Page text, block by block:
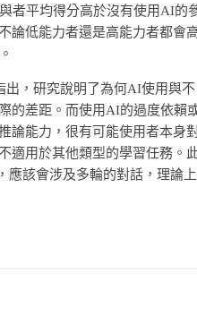
者平均得分高於沒有使用AI的
論低能力者還是高能力者都會
出，研究說明了為何AI使用與
的差距。而使用AI的過度依賴
論能力，很有可能使用者本身
適用於其他類型的學習任務。
應該會涉及多輪的對話，理論